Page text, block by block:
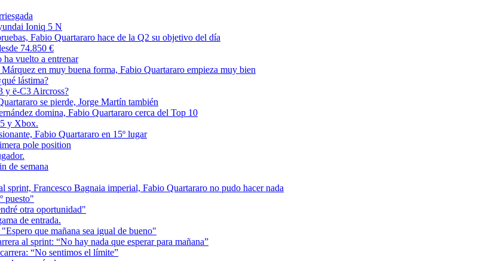
Ioniq 5 N
Fabio Quartararo hace de la Q2 su objetivo del día
74.850 €
ha vuelto a entrenar
en muy buena forma, Fabio Quartararo empieza muy bien
lástima?
y ë-C3 Aircross?
se pierde, Jorge Martín también
domina, Fabio Quartararo cerca del Top 10
y Xbox.
Fabio Quartararo en 15º lugar
pole position
de semana
Francesco Bagnaia imperial, Fabio Quartararo no pudo hacer nada
puesto"
otra oportunidad"
de entrada.
que mañana sea igual de bueno"
al sprint: “No hay nada que esperar para mañana”
“No sentimos el límite”